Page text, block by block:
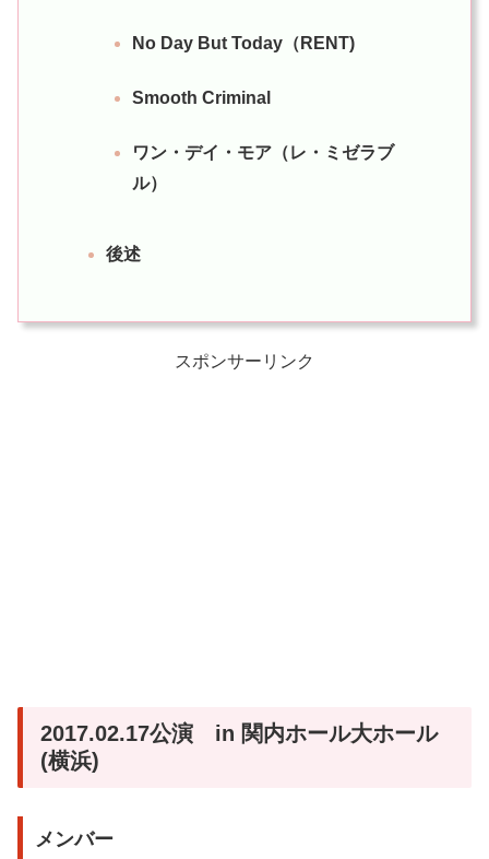
No Day But Today（RENT)
Smooth Criminal
ワン・デイ・モア（レ・ミゼラブ
ル）
後述
スポンサーリンク
2017.02.17公演 in 関内ホール大ホール
(横浜)
メンバー